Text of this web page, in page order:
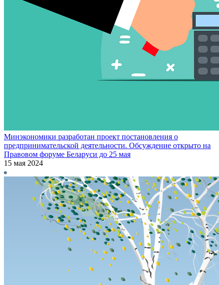
Минэкономики разработан проект постановления о
предпринимательской деятельности. Обсуждение открыто на
Правовом форуме Беларуси до 25 мая
15 мая 2024